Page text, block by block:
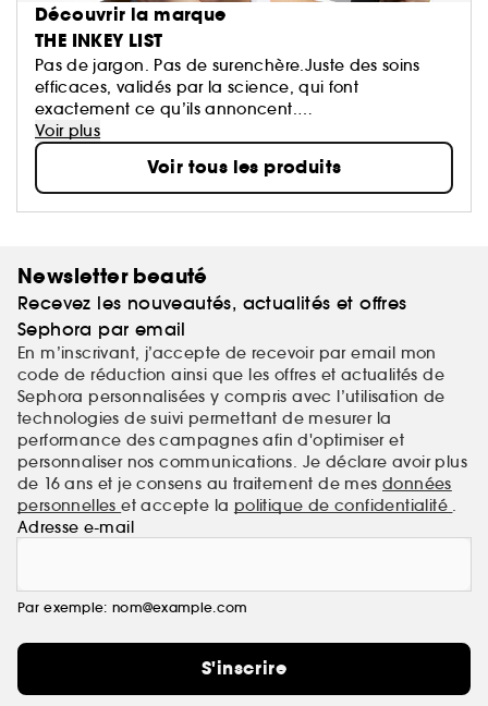
Découvrir la marque
THE INKEY LIST
Pas de jargon. Pas de surenchère.Juste des soins
efficaces, validés par la science, qui font
exactement ce qu’ils annoncent.
The INKEY List vous montre ce dont votre peau a
vraiment besoin, pas ce qui est simplement
tendance. Que vous soyez novice en soins ou déjà
expert·e avec une routine bien installée, INKEY est
toujours à vos côtés, avec innovation, pédagogie et
INKEY. Pas de barratin, juste une meilleure peau.
Voir plus
Voir tous les produits
Newsletter beauté
Recevez les nouveautés, actualités et offres
Sephora par email
En m’inscrivant, j’accepte de recevoir par email mon
code de réduction ainsi que les offres et actualités de
Sephora personnalisées y compris avec l’utilisation de
technologies de suivi permettant de mesurer la
performance des campagnes afin d'optimiser et
personnaliser nos communications. Je déclare avoir plus
de 16 ans et je consens au traitement de mes données
personnelleset accepte la politique de confidentialité .
Adresse e-mail
Par exemple: nom@example.com
S'inscrire